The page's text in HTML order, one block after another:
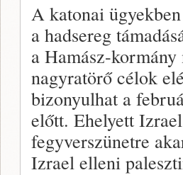
A katonai
a hadsereg
a Hamász-
nagyratörő célok
bizonyulhat a
előtt. Ehelyett
fegyverszünetre
Izrael elleni